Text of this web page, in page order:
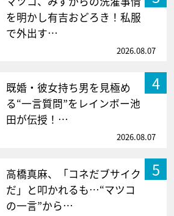
を明かし有吉おどろき！私服
で外出す…
2026.08.07
4
既婚・彼女持ち男を見極め
る“一言質問”をレインボー池
田が伝授！…
2026.08.07
5
高橋真麻、「コネだブサイク
だ」と叩かれるも…“マツコ
の一言”から…